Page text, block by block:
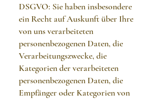
DSGVO: Sie haben insbesondere
ein Recht auf Auskunft über Ihre
von uns verarbeiteten
personenbezogenen Daten, die
Verarbeitungszwecke, die
Kategorien der verarbeiteten
personenbezogenen Daten, die
Empfänger oder Kategorien von